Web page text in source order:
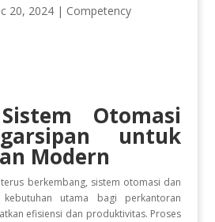
20, 2024| Competency
Otomasi
untuk
Modern
berkembang, sistem otomasi dan
utama bagi perkantoran
efisiensi dan produktivitas. Proses